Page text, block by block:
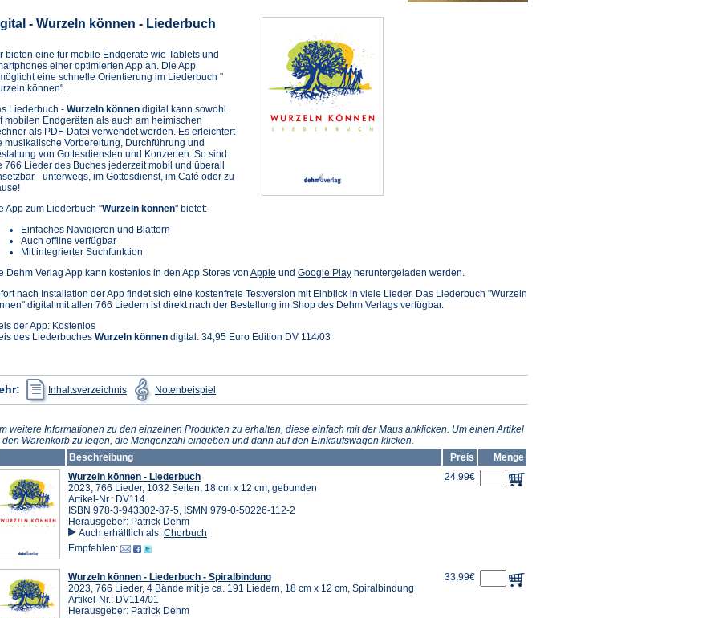
- Wurzeln können - Liederbuch
bieten eine für mobile Endgeräte wie Tablets und
einer optimierten App an. Die App
eine schnelle Orientierung im Liederbuch "
können".
Liederbuch - Wurzeln können digital kann sowohl
mobilen Endgeräten als auch am heimischen
als PDF-Datei verwendet werden. Es erleichtert
musikalische Vorbereitung, Durchführung und
von Gottesdiensten und Konzerten. So sind
766 Lieder des Buches jederzeit mobil und überall
- unterwegs, im Gottesdienst, im Café oder zu
App zum Liederbuch "Wurzeln können" bietet:
Einfaches Navigieren und Blättern
Auch offline verfügbar
Mit integrierter Suchfunktion
Dehm Verlag App kann kostenlos in den App Stores von Apple (Öffnet
einem
neuen
und Google Play(Öffnet
einem
neuen
heruntergeladen werden.
nach Installation der App findet sich eine kostenfreie Testversion mit Einblick in viele Lieder. Das Liederbuch "Wurzeln
digital mit allen 766 Liedern ist direkt nach der Bestellung im Shop des Dehm Verlags verfügbar.
der App: Kostenlos
des Liederbuches Wurzeln können digital: 34,95 Euro Edition DV 114/03
Inhaltsverzeichnis
(Öffnet
in
einem
Tab)
Notenbeispiel in
einem
Tab)
weitere Informationen zu den einzelnen Produkten zu erhalten, diese einfach mit der Maus anklicken. Um einen Artikel
den Warenkorb zu legen, die Mengenzahl eingeben und dann auf den Einkaufswagen klicken.
Beschreibung
Preis
Menge
Wurzeln können - Liederbuch
2023, 766 Lieder, 1032 Seiten, 18 cm x 12 cm, gebunden
Artikel-Nr.: DV114
ISBN 978-3-943302-87-5, ISMN 979-0-50226-112-2
Herausgeber: Patrick Dehm
Auch erhältlich als: Chorbuch
Empfehlen:
24,99€
Wurzeln können - Liederbuch - Spiralbindung
2023, 766 Lieder, 4 Bände mit je ca. 191 Liedern, 18 cm x 12 cm, Spiralbindung
Artikel-Nr.: DV114/01
Herausgeber: Patrick Dehm
33,99€